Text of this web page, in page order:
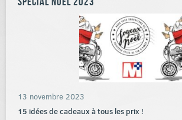
13 novembre 2023
15 idées de cadeaux à tous les prix !